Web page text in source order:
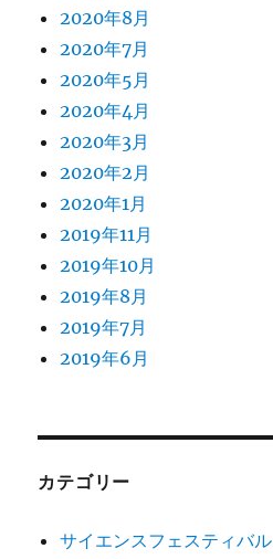
2020年8月
2020年7月
2020年5月
2020年4月
2020年3月
2020年2月
2020年1月
2019年11月
2019年10月
2019年8月
2019年7月
2019年6月
カテゴリー
サイエンスフェスティバル